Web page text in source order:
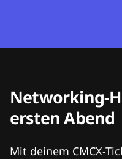
Networking-
ersten Abend
Mit deinem CMCX-